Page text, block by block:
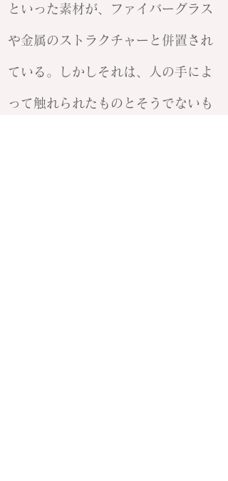
といった素材が、ファイバーグラス
や金属のストラクチャーと併置され
ている。しかしそれは、人の手によ
って触れられたものとそうでないも